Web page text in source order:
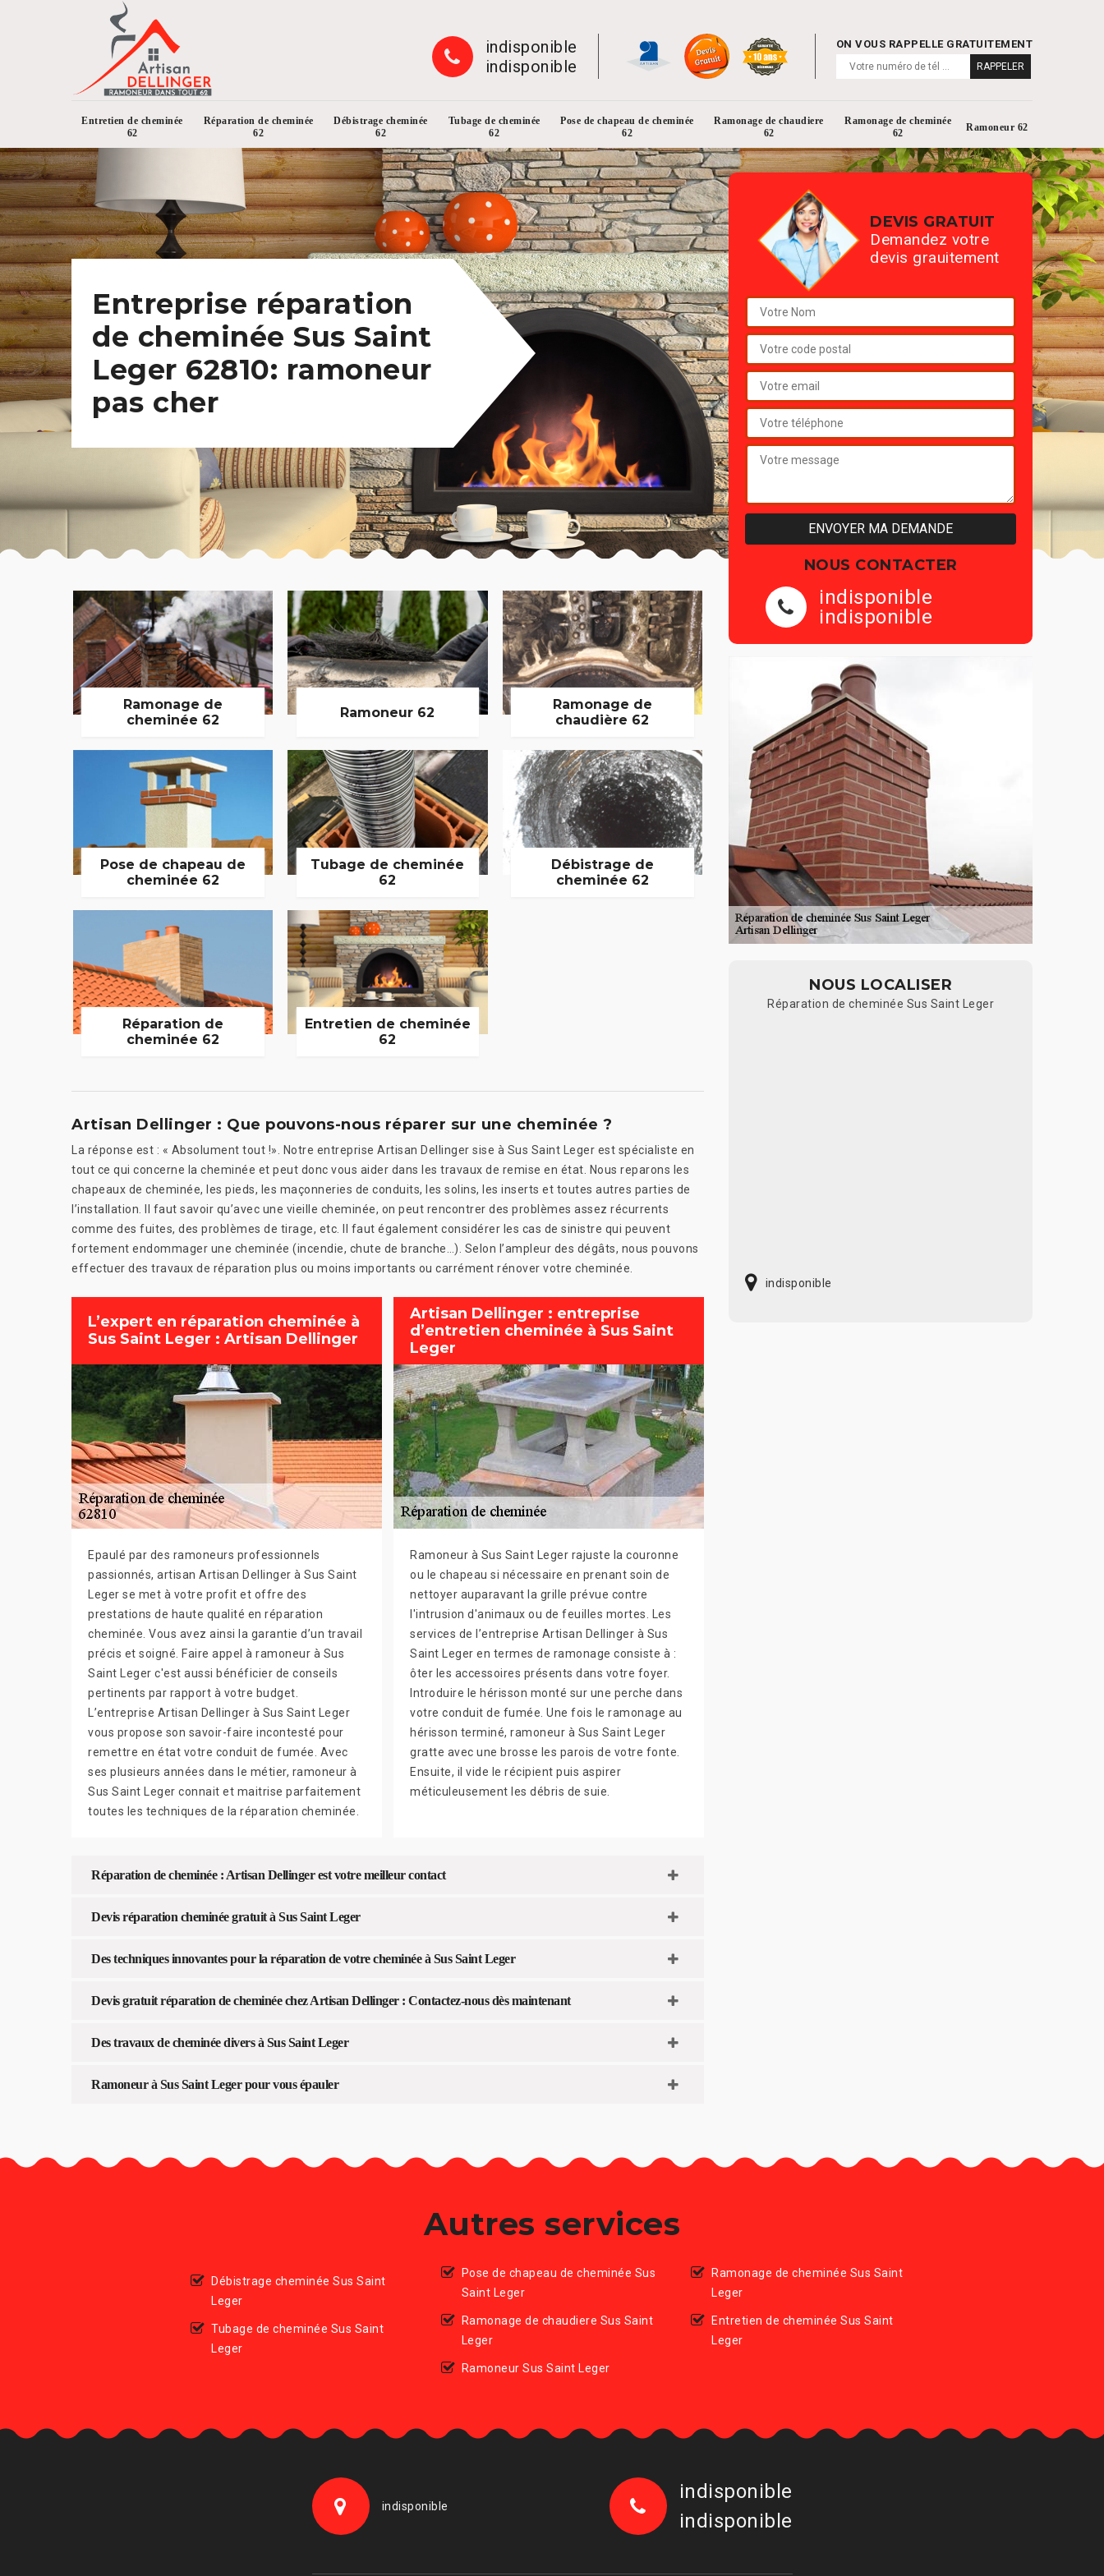
indisponible
indisponible
ON VOUS RAPPELLE GRATUITEMENT
Entretien de cheminée
62
Réparation de cheminée
62
Débistrage cheminée
62
Tubage de cheminée
62
Pose de chapeau de cheminée
62
Ramonage de chaudiere
62
Ramonage de cheminée
62
Ramoneur 62
Entreprise réparation
de cheminée Sus Saint
Leger 62810: ramoneur
pas cher
Ramonage de
cheminée 62
Ramoneur 62
Ramonage de
chaudière 62
Pose de chapeau de
cheminée 62
Tubage de cheminée
62
Débistrage de
cheminée 62
Réparation de
cheminée 62
Entretien de cheminée
62
Artisan Dellinger : Que pouvons-nous réparer sur une cheminée ?
La réponse est : « Absolument tout !». Notre entreprise Artisan Dellinger sise à Sus Saint Leger est spécialiste en
tout ce qui concerne la cheminée et peut donc vous aider dans les travaux de remise en état. Nous reparons les
chapeaux de cheminée, les pieds, les maçonneries de conduits, les solins, les inserts et toutes autres parties de
l’installation. Il faut savoir qu’avec une vieille cheminée, on peut rencontrer des problèmes assez récurrents
comme des fuites, des problèmes de tirage, etc. Il faut également considérer les cas de sinistre qui peuvent
fortement endommager une cheminée (incendie, chute de branche…). Selon l’ampleur des dégâts, nous pouvons
effectuer des travaux de réparation plus ou moins importants ou carrément rénover votre cheminée.
L’expert en réparation cheminée à
Sus Saint Leger : Artisan Dellinger
Epaulé par des ramoneurs professionnels
passionnés, artisan Artisan Dellinger à Sus Saint
Leger se met à votre profit et offre des
prestations de haute qualité en réparation
cheminée. Vous avez ainsi la garantie d’un travail
précis et soigné. Faire appel à ramoneur à Sus
Saint Leger c'est aussi bénéficier de conseils
pertinents par rapport à votre budget.
L’entreprise Artisan Dellinger à Sus Saint Leger
vous propose son savoir-faire incontesté pour
remettre en état votre conduit de fumée. Avec
ses plusieurs années dans le métier, ramoneur à
Sus Saint Leger connait et maitrise parfaitement
toutes les techniques de la réparation cheminée.
Artisan Dellinger : entreprise
d’entretien cheminée à Sus Saint
Leger
Ramoneur à Sus Saint Leger rajuste la couronne
ou le chapeau si nécessaire en prenant soin de
nettoyer auparavant la grille prévue contre
l'intrusion d'animaux ou de feuilles mortes. Les
services de l’entreprise Artisan Dellinger à Sus
Saint Leger en termes de ramonage consiste à :
ôter les accessoires présents dans votre foyer.
Introduire le hérisson monté sur une perche dans
votre conduit de fumée. Une fois le ramonage au
hérisson terminé, ramoneur à Sus Saint Leger
gratte avec une brosse les parois de votre fonte.
Ensuite, il vide le récipient puis aspirer
méticuleusement les débris de suie.
Réparation de cheminée : Artisan Dellinger est votre meilleur contact
Devis réparation cheminée gratuit à Sus Saint Leger
Des techniques innovantes pour la réparation de votre cheminée à Sus Saint Leger
Devis gratuit réparation de cheminée chez Artisan Dellinger : Contactez-nous dès maintenant
Des travaux de cheminée divers à Sus Saint Leger
Ramoneur à Sus Saint Leger pour vous épauler
DEVIS GRATUIT
Demandez votre
devis grauitement
NOUS CONTACTER
indisponible
indisponible
NOUS LOCALISER
Réparation de cheminée Sus Saint Leger
indisponible
Autres services
Débistrage cheminée Sus Saint
Leger
Tubage de cheminée Sus Saint
Leger
Pose de chapeau de cheminée Sus
Saint Leger
Ramonage de chaudiere Sus Saint
Leger
Ramoneur Sus Saint Leger
Ramonage de cheminée Sus Saint
Leger
Entretien de cheminée Sus Saint
Leger
indisponible
indisponible
indisponible